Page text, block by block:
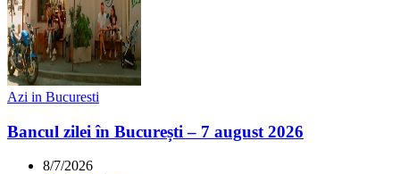
Azi in Bucuresti
Bancul zilei în București – 7 august 2026
8/7/2026